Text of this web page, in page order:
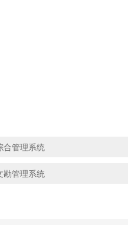
合管理系统
勘管理系统